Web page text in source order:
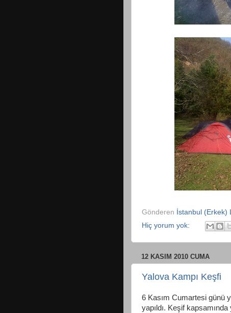
Gönderen İstanbul (Erkek)
Hiç yorum yok:
12 KASIM 2010 CUMA
Yalova Kampı Keşfi
6 Kasım Cumartesi günü
yapıldı. Keşif